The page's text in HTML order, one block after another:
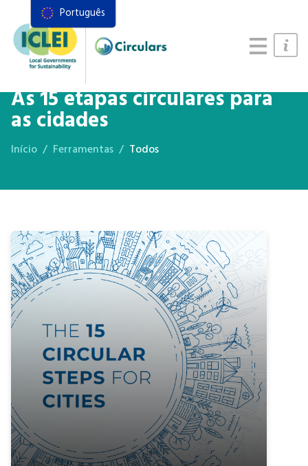
Recursos
Quadro de ações
As 15 etapas circulares para
as cidades
Início Ferramentas Todos
Português